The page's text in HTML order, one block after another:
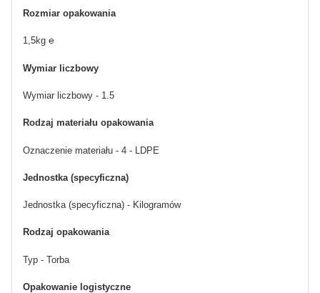
Rozmiar opakowania
1,5kg ℮
Wymiar liczbowy
Wymiar liczbowy - 1.5
Rodzaj materiału opakowania
Oznaczenie materiału - 4 - LDPE
Jednostka (specyficzna)
Jednostka (specyficzna) - Kilogramów
Rodzaj opakowania
Typ - Torba
Opakowanie logistyczne